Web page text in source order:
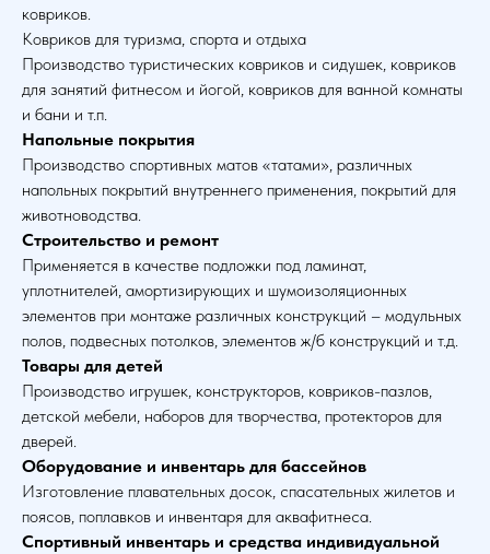
ковриков.
Ковриков для туризма, спорта и отдыха
Производство туристических ковриков и сидушек, ковриков
для занятий фитнесом и йогой, ковриков для ванной комнаты
и бани и т.п.
Напольные покрытия
Производство спортивных матов «татами», различных
напольных покрытий внутреннего применения, покрытий для
животноводства.
Строительство и ремонт
Применяется в качестве подложки под ламинат,
уплотнителей, амортизирующих и шумоизоляционных
элементов при монтаже различных конструкций – модульных
полов, подвесных потолков, элементов ж/б конструкций и т.д.
Товары для детей
Производство игрушек, конструкторов, ковриков-пазлов,
детской мебели, наборов для творчества, протекторов для
дверей.
Оборудование и инвентарь для бассейнов
Изготовление плавательных досок, спасательных жилетов и
поясов, поплавков и инвентаря для аквафитнеса.
Спортивный инвентарь и средства индивидуальной